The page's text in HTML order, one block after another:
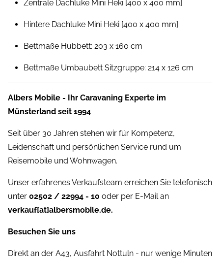
Zentrale Dachluke Mini Heki [400 x 400 mm]
Hintere Dachluke Mini Heki [400 x 400 mm]
Bettmaße Hubbett: 203 x 160 cm
Bettmaße Umbaubett Sitzgruppe: 214 x 126 cm
Albers Mobile - Ihr Caravaning Experte im
Münsterland seit 1994
Seit über 30 Jahren stehen wir für Kompetenz,
Leidenschaft und persönlichen Service rund um
Reisemobile und Wohnwagen.
Unser erfahrenes Verkaufsteam erreichen Sie telefonisch
unter 02502 / 22994 - 10 oder per E-Mail an
verkauf[at]albersmobile.de.
Besuchen Sie uns
Direkt an der A43, Ausfahrt Nottuln - nur wenige Minuten